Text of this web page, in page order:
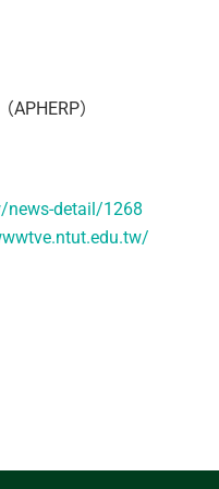
）
detail/1268